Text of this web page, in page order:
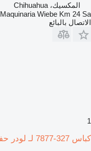
المكسيك، Chihuahua
Maquinaria Wiebe Km 24 Sa
الاتصال بالبائع
1
كباس 327-7877 لـ لودر حفار Caterpillar 416F